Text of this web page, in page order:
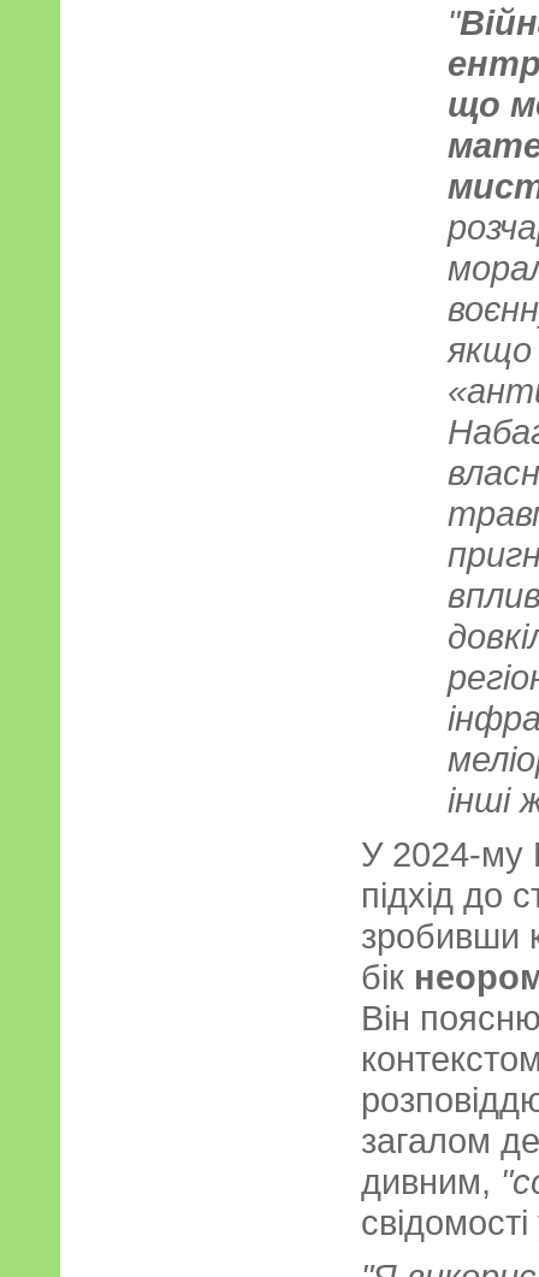
"
що
інші
У 2024-му
підхід до
зробивши
бік
Він
загалом
дивним,